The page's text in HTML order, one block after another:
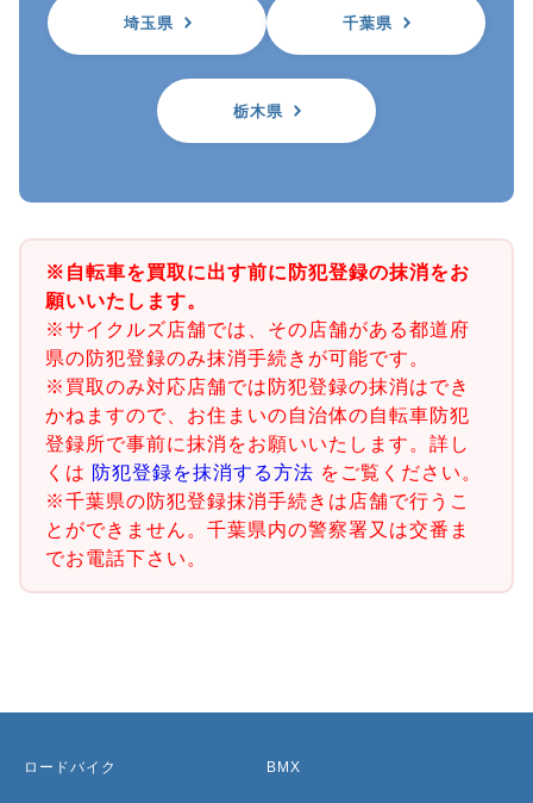
埼玉県 千葉県
栃木県
※自転車を買取に出す前に防犯登録の抹消をお
願いいたします。
※サイクルズ店舗では、その店舗がある都道府
県の防犯登録のみ抹消手続きが可能です。
※買取のみ対応店舗では防犯登録の抹消はでき
かねますので、お住まいの自治体の自転車防犯
登録所で事前に抹消をお願いいたします。詳し
くは 防犯登録を抹消する方法 をご覧ください。
※千葉県の防犯登録抹消手続きは店舗で行うこ
とができません。千葉県内の警察署又は交番ま
でお電話下さい。
ロードバイク BMX